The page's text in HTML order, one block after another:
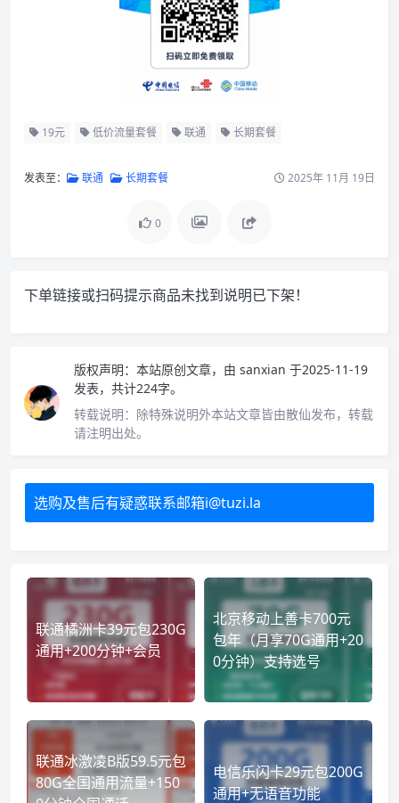
19元 低价流量套餐 联通 长期套餐
发表至： 联通 长期套餐 2025年 11月 19日
0
下单链接或扫码提示商品未找到说明已下架！
版权声明： 本站原创文章，由 sanxian 于2025-11-19
发表，共计224字。
转载说明： 除特殊说明外本站文章皆由散仙发布，转载
请注明出处。
选购及售后有疑惑联系邮箱i@tuzi.la
联通橘洲卡39元包230G
通用+200分钟+会员
北京移动上善卡700元
包年（月享70G通用+20
0分钟）支持选号
联通冰激凌B版59.5元包
80G全国通用流量+150
电信乐闪卡29元包200G
通用+无语音功能